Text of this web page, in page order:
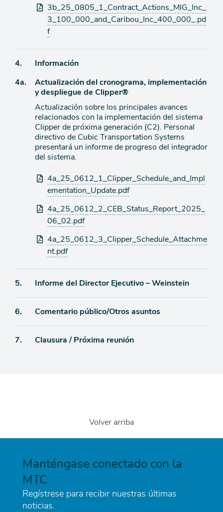
Archivos
adjuntos
3b_25_0805_1_Contract_Actions_MIG_Inc_
3_100_000_and_Caribou_Inc_400_000_.pd
f
Ítem
de
agenda
4.
Información
Ítem
agenda
4a.
Actualización del cronograma, implementación
y despliegue de Clipper®
Actualización sobre los principales avances
relacionados con la implementación del sistema
Clipper de próxima generación (C2). Personal
directivo de Cubic Transportation Systems
presentará un informe de progreso del integrador
del sistema.
Archivos
adjuntos
4a_25_0612_1_Clipper_Schedule_and_Impl
ementation_Update.pdf
4a_25_0612_2_CEB_Status_Report_2025_
06_02.pdf
4a_25_0612_3_Clipper_Schedule_Attachme
nt.pdf
Ítem
agenda
5. Informe del Director Ejecutivo – Weinstein
Ítem
agenda
6. Comentario público/Otros asuntos
Ítem
7. Clausura / Próxima reunión
Volver arriba
Manténgase conectado con la
MTC
Regístrese para recibir nuestras últimas
noticias.